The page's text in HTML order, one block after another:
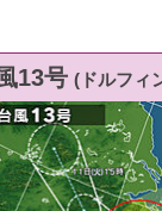
13号 (ドルフィ